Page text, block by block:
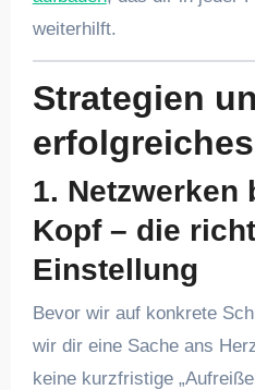
weiterhilft.
Strategien
1. Netzwerken
Kopf – die
Einstellung
Bevor wir auf konkrete
wir dir eine Sache ans
keine kurzfristige